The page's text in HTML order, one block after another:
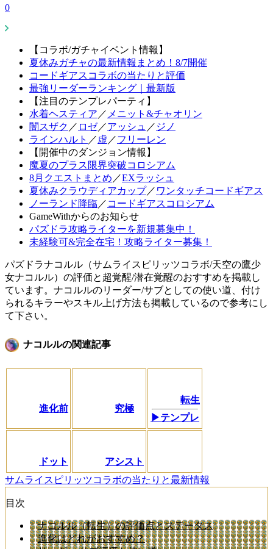
0
【コラボ/ガチャイベント情報】
夏休みガチャの最新情報まとめ！8/7開催
コードギアスコラボの当たりと評価
最強リーダーランキング｜最新版
【注目のテンプレパーティ】
水着ヘスティア ／ メニット&チャオリン
闇スザク ／ ロゼ／アッシュ ／ ジノ
ラインハルト ／ 虚 ／フリーレン
【開催中のダンジョン情報】
魔夏のプラス限界突破コロシアム
8月クエストまとめ ／EXラッシュ
夏休みクラウディアカップ／ ワンタッチコードギアス
ノーランド降臨／ コードギアスコロシアム
GameWithからのお知らせ
パズドラ攻略ライターを新規募集中！
未経験可&完全在宅！攻略ライター募集！
パズドラナコルル（サムライスピリッツコラボ/天空の鷹少
女ナコルル）の評価と超覚醒/潜在覚醒のおすすめを掲載し
ています。ナコルルのリーダー/サブとしての使い道、付け
られるキラーやスキル上げ方法も掲載しているので参考にし
て下さい。
ナコルルの関連記事
進化前 究極
転生
▶テンプレ
ドット
アシスト
サムライスピリッツコラボの当たりと最新情報
目次
ナコルル（転生）の評価点とステータス
進化はどれがおすすめ？